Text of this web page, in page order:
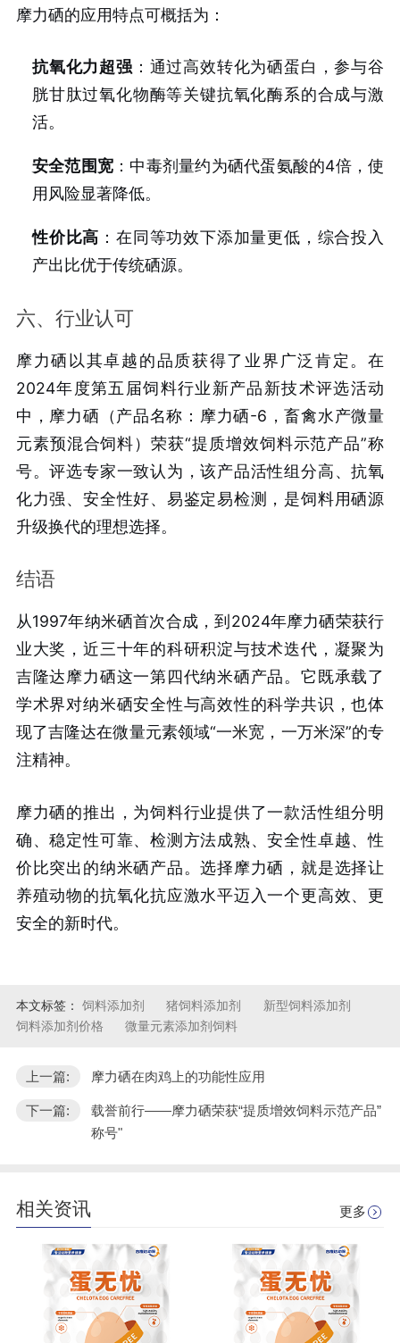
摩力硒的应用特点可概括为：
抗氧化力超强 ：通过高效转化为硒蛋白，参与谷
胱甘肽过氧化物酶等关键抗氧化酶系的合成与激
活。
安全范围宽 ：中毒剂量约为硒代蛋氨酸的4倍，使
用风险显著降低。
性价比高 ：在同等功效下添加量更低，综合投入
产出比优于传统硒源。
六、行业认可
摩力硒以其卓越的品质获得了业界广泛肯定。在
2024年度第五届饲料行业新产品新技术评选活动
中，摩力硒（产品名称：摩力硒-6，畜禽水产微量
元素预混合饲料）荣获“提质增效饲料示范产品”称
号。评选专家一致认为，该产品活性组分高、抗氧
化力强、安全性好、易鉴定易检测，是饲料用硒源
升级换代的理想选择。
结语
从1997年纳米硒首次合成，到2024年摩力硒荣获行
业大奖，近三十年的科研积淀与技术迭代，凝聚为
吉隆达摩力硒这一第四代纳米硒产品。它既承载了
学术界对纳米硒安全性与高效性的科学共识，也体
现了吉隆达在微量元素领域“一米宽，一万米深”的专
注精神。
摩力硒的推出，为饲料行业提供了一款活性组分明
确、稳定性可靠、检测方法成熟、安全性卓越、性
价比突出的纳米硒产品。选择摩力硒，就是选择让
养殖动物的抗氧化抗应激水平迈入一个更高效、更
安全的新时代。
本文标签： 饲料添加剂 猪饲料添加剂
新型饲料添加剂
饲料添加剂价格
微量元素添加剂饲料
上一篇: 摩力硒在肉鸡上的功能性应用
下一篇:
载誉前行——摩力硒荣获“提质增效饲料示范产品”
称号"
相关资讯 更多